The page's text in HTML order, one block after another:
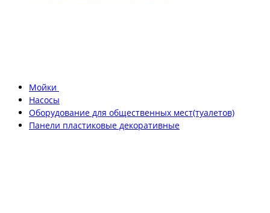
Мойки
Насосы
Оборудование для общественных мест(туалетов)
Панели пластиковые декоративные